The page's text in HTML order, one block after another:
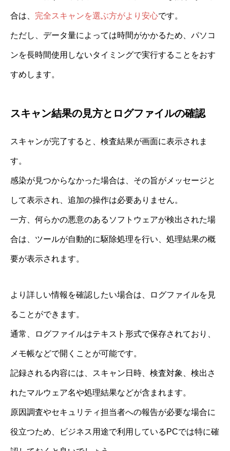
合は、 完全スキャンを選ぶ方がより安心です。
ただし、データ量によっては時間がかかるため、パソコ
ンを長時間使用しないタイミングで実行することをおす
すめします。
スキャン結果の見方とログファイルの確認
スキャンが完了すると、検査結果が画面に表示されま
す。
感染が見つからなかった場合は、その旨がメッセージと
して表示され、追加の操作は必要ありません。
一方、何らかの悪意のあるソフトウェアが検出された場
合は、ツールが自動的に駆除処理を行い、処理結果の概
要が表示されます。
より詳しい情報を確認したい場合は、ログファイルを見
ることができます。
通常、ログファイルはテキスト形式で保存されており、
メモ帳などで開くことが可能です。
記録される内容には、スキャン日時、検査対象、検出さ
れたマルウェア名や処理結果などが含まれます。
原因調査やセキュリティ担当者への報告が必要な場合に
役立つため、ビジネス用途で利用しているPCでは特に確